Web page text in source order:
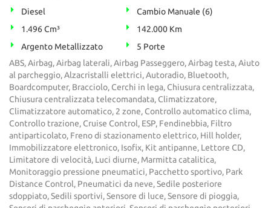
Diesel
Cambio Manuale (6)
1.496 Cm³
142.000 Km
Argento Metallizzato
5 Porte
ABS, Airbag, Airbag laterali, Airbag Passeggero, Airbag testa, Aiuto
al parcheggio, Alzacristalli elettrici, Autoradio, Bluetooth,
Boardcomputer, Bracciolo, Cerchi in lega, Chiusura centralizzata,
Chiusura centralizzata telecomandata, Climatizzatore,
Climatizzatore automatico, 2 zone, Controllo automatico clima,
Controllo trazione, Cruise Control, ESP, Fendinebbia, Filtro
antiparticolato, Freno di stazionamento elettrico, Hill holder,
Immobilizzatore elettronico, Isofix, Kit antipanne, Lettore CD,
Limitatore di velocità, Luci diurne, Marmitta catalitica,
Monitoraggio pressione pneumatici, Pacchetto sportivo, Park
Distance Control, Pneumatici da neve, Sedile posteriore
sdoppiato, Sedili sportivi, Sensore di luce, Sensore di pioggia,